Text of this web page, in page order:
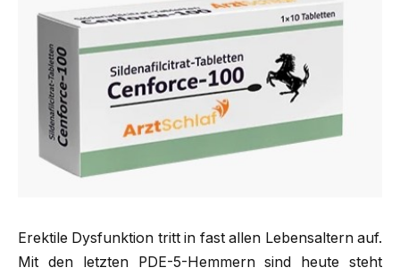
Erektile Dysfunktion tritt in fast allen Lebensaltern auf.
Mit den letzten PDE-5-Hemmern sind heute steht